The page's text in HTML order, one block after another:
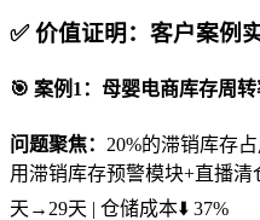
✅ 价值证明：客户案例
🎯 案例1：母婴电商库存周
问题聚焦： 20%的滞销库存
用滞销库存预警模块+直播清
天→29天 | 仓储成本⬇️ 37%